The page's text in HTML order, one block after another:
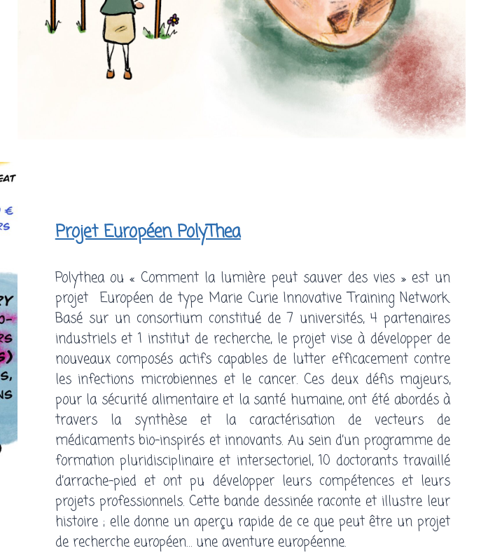
Projet Européen PolyThea
Polythea ou « Comment la lumière peut sauver des vies » est un
projet Européen de type Marie Curie Innovative Training Network.
Basé sur un consortium constitué de 7 universités, 4 partenaires
industriels et 1 institut de recherche, le projet vise à développer de
nouveaux composés actifs capables de lutter efficacement contre
les infections microbiennes et le cancer. Ces deux défis majeurs,
pour la sécurité alimentaire et la santé humaine, ont été abordés à
travers la synthèse et la caractérisation de vecteurs de
médicaments bio-inspirés et innovants. Au sein d’un programme de
formation pluridisciplinaire et intersectoriel, 10 doctorants travaillé
d’arrache-pied et ont pu développer leurs compétences et leurs
projets professionnels. Cette bande dessinée raconte et illustre leur
histoire ; elle donne un aperçu rapide de ce que peut être un projet
de recherche européen… une aventure européenne.